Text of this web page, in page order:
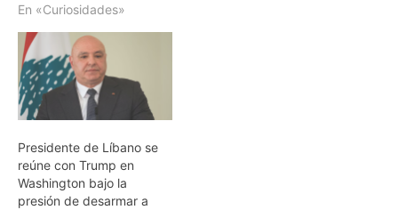
En «Curiosidades»
Presidente de Líbano se
reúne con Trump en
Washington bajo la
presión de desarmar a